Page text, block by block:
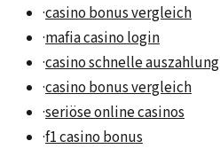
·casino bonus vergleich
·mafia casino login
·casino schnelle auszahlung
·casino bonus vergleich
·seriöse online casinos
·f1 casino bonus